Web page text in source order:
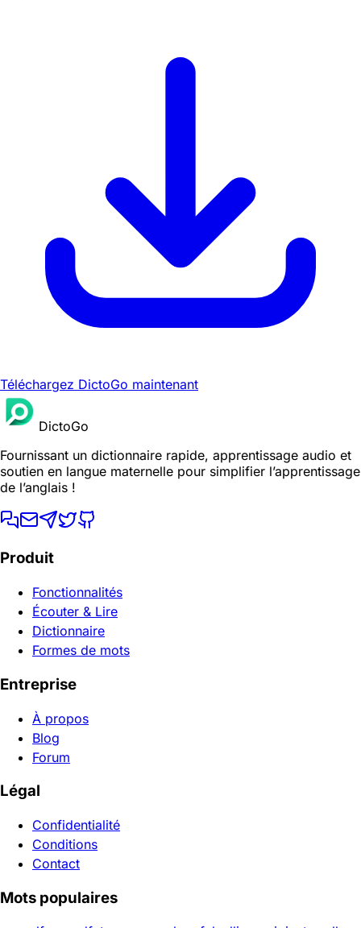
Téléchargez DictoGo maintenant
DictoGo
Fournissant un dictionnaire rapide, apprentissage audio et
soutien en langue maternelle pour simplifier l’apprentissage
de l’anglais !
Produit
Fonctionnalités
Écouter & Lire
Dictionnaire
Formes de mots
Entreprise
À propos
Blog
Forum
Légal
Confidentialité
Conditions
Contact
Mots populaires